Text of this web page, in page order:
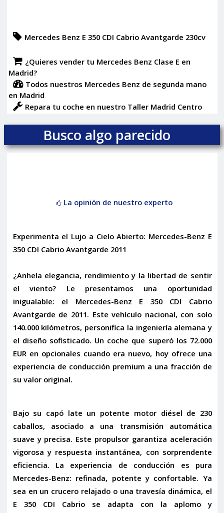
Mercedes Benz E 350 CDI Cabrio Avantgarde 230cv
¿Quieres vender tu Mercedes Benz Clase E en
Madrid?
Todos nuestros Mercedes Benz de segunda mano
en Madrid
Repara tu coche en nuestro Taller Madrid Centro
Busco algo parecido
La opinión de nuestro experto
Experimenta el Lujo a Cielo Abierto: Mercedes-Benz E
350 CDI Cabrio Avantgarde 2011
¿Anhela elegancia, rendimiento y la libertad de sentir
el viento? Le presentamos una oportunidad
inigualable: el Mercedes-Benz E 350 CDI Cabrio
Avantgarde de 2011. Este vehículo nacional, con solo
140.000 kilómetros, personifica la ingeniería alemana y
el diseño sofisticado. Un coche que superó los 72.000
EUR en opcionales cuando era nuevo, hoy ofrece una
experiencia de conducción premium a una fracción de
su valor original.
Bajo su capó late un potente motor diésel de 230
caballos, asociado a una transmisión automática
suave y precisa. Este propulsor garantiza aceleración
vigorosa y respuesta instantánea, con sorprendente
eficiencia. La experiencia de conducción es pura
Mercedes-Benz: refinada, potente y confortable. Ya
sea en un crucero relajado o una travesía dinámica, el
E 350 CDI Cabrio se adapta con la aplomo y